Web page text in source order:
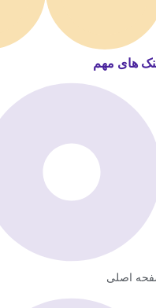
های مهم
اصلی